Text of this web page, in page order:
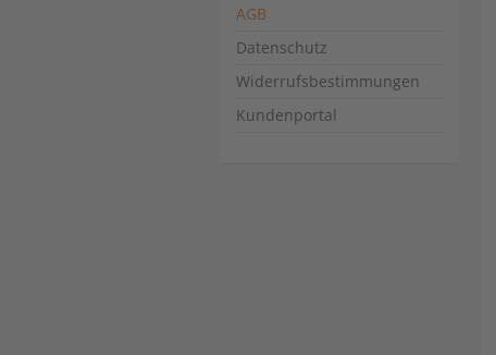
AGB
Datenschutz
Widerrufsbestimmungen
Kundenportal